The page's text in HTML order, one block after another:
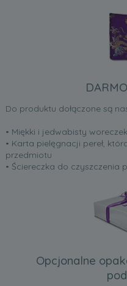
Do produktu dołączone są
• Miękki i jedwabisty
• Karta pielęgnacji pereł,
przedmiotu
• Ściereczka do czyszczenia
Opcjonalne